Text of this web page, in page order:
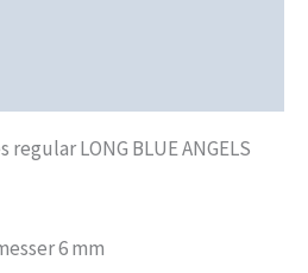
LONG BLUE ANGELS
6 mm